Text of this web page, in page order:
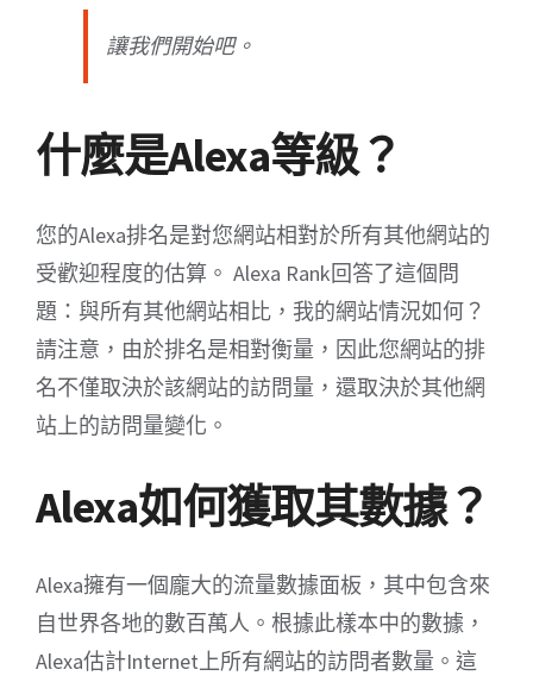
讓我們開始吧。
什麼是Alexa等級？
您的Alexa排名是對您網站相對於所有其他網站的
受歡迎程度的估算。 Alexa Rank回答了這個問
題：與所有其他網站相比，我的網站情況如何？
請注意，由於排名是相對衡量，因此您網站的排
名不僅取決於該網站的訪問量，還取決於其他網
站上的訪問量變化。
Alexa如何獲取其數據？
Alexa擁有一個龐大的流量數據面板，其中包含來
自世界各地的數百萬人。根據此樣本中的數據，
Alexa估計Internet上所有網站的訪問者數量。這